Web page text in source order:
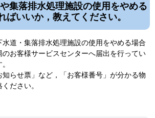
集落排水処理施設の使用をやめる
ばいいか，教えてください。
道・集落排水処理施設の使用をやめる場合
のお客様サービスセンターへ届出を行ってい
らせ票」など，「お客様番号」が分かる物
ださい。